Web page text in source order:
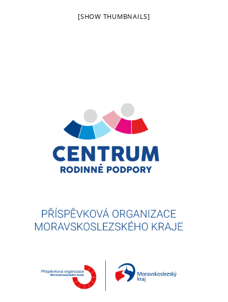
[SHOW THUMBNAILS]